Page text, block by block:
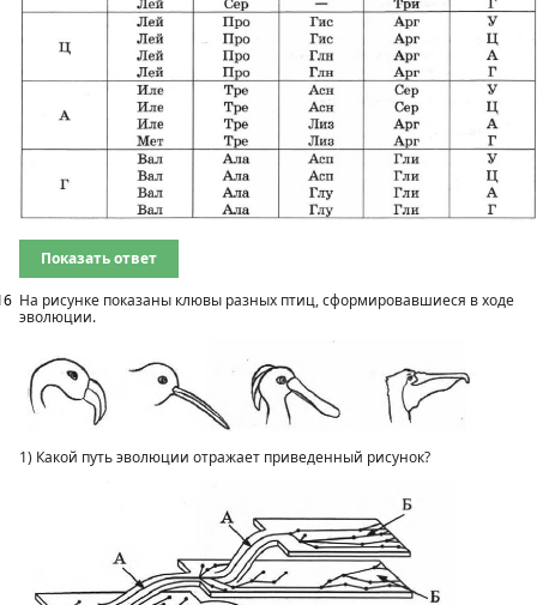
Показать ответ
На рисунке показаны клювы разных птиц, сформировавшиеся в ходе
эволюции.
1) Какой путь эволюции отражает приведенный рисунок?